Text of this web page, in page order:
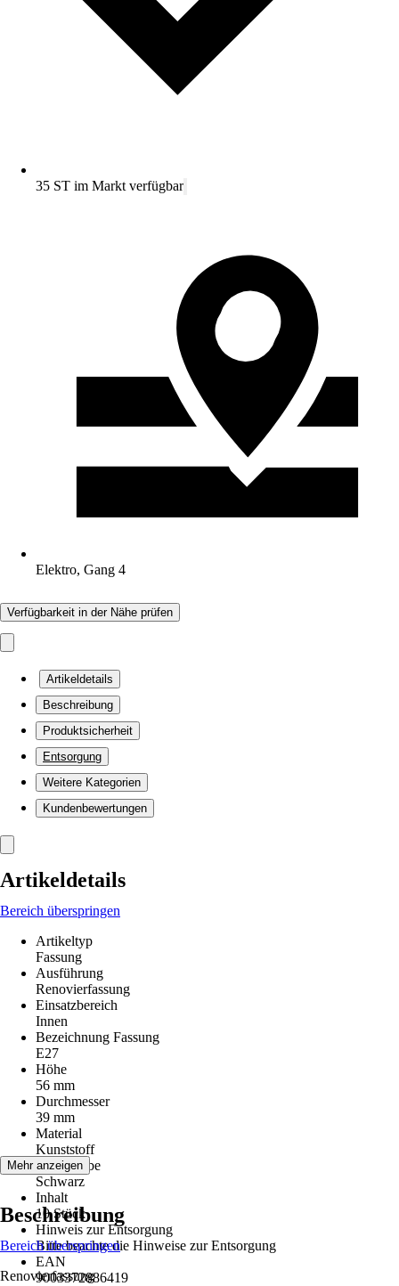
35 ST im Markt verfügbar
Elektro, Gang 4
Verfügbarkeit in der Nähe prüfen
Artikeldetails
Beschreibung
Produktsicherheit
Entsorgung
Weitere Kategorien
Kundenbewertungen
Artikeldetails
Bereich überspringen
Artikeltyp
Fassung
Ausführung
Renovierfassung
Einsatzbereich
Innen
Bezeichnung Fassung
E27
Höhe
56 mm
Durchmesser
39 mm
Material
Kunststoff
Grundfarbe
Schwarz
Inhalt
10 Stück
Hinweis zur Entsorgung
Bitte beachte die Hinweise zur Entsorgung
EAN
9003372886419
Mehr anzeigen
Beschreibung
Bereich überspringen
Renovierfassung